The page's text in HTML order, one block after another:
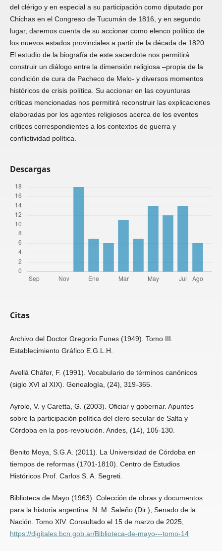
del clérigo y en especial a su participación como diputado por
Chichas en el Congreso de Tucumán de 1816, y en segundo
lugar, daremos cuenta de su accionar como elenco político de
los nuevos estados provinciales a partir de la década de 1820.
El estudio de la biografía de este sacerdote nos permitirá
construir un diálogo entre la dimensión religiosa –propia de la
condición de cura de Pacheco de Melo- y diversos momentos
históricos de crisis política. Su accionar en las coyunturas
críticas mencionadas nos permitirá reconstruir las explicaciones
elaboradas por los agentes religiosos acerca de los eventos
críticos correspondientes a los contextos de guerra y
conflictividad política.
Descargas
Citas
Archivo del Doctor Gregorio Funes (1949). Tomo III.
Establecimiento Gráfico E.G.L.H.
Avellá Cháfer, F. (1991). Vocabulario de términos canónicos
(siglo XVI al XIX). Genealogía, (24), 319-365.
Ayrolo, V. y Caretta, G. (2003). Oficiar y gobernar. Apuntes
sobre la participación política del clero secular de Salta y
Córdoba en la pos-revolución. Andes, (14), 105-130.
Benito Moya, S.G.A. (2011). La Universidad de Córdoba en
tiempos de reformas (1701-1810). Centro de Estudios
Históricos Prof. Carlos S. A. Segreti.
Biblioteca de Mayo (1963). Colección de obras y documentos
para la historia argentina. N. M. Saleño (Dir.), Senado de la
Nación. Tomo XIV. Consultado el 15 de marzo de 2025,
https://digitales.bcn.gob.ar/Biblioteca-de-mayo---tomo-14